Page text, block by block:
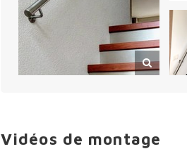
Vidéos de montage